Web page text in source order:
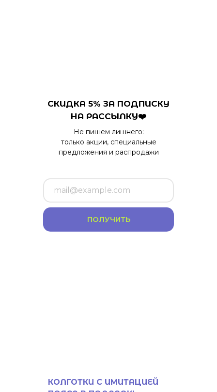
ПОЛУЧИТЬ
Не пишем лишнего:
только акции, специальные
предложения и распродажи
СКИДКА 5% ЗА ПОДПИСКУ
НА РАССЫЛКУ❤️
КОЛГОТКИ С ИМИТАЦИЕЙ